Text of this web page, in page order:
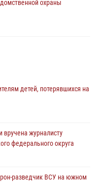
охраны
годы при исполнении
центре Уральского
детей со своей
детей, потерявшихся на
вручена журналисту
федерального округа
разведчик ВСУ на южном